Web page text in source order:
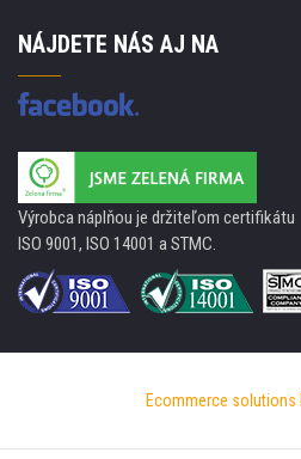
NÁJDETE NÁS AJ NA
Výrobca náplňou je držiteľom certifikátu
ISO 9001, ISO 14001 a STMC.
Ecommerce solutions